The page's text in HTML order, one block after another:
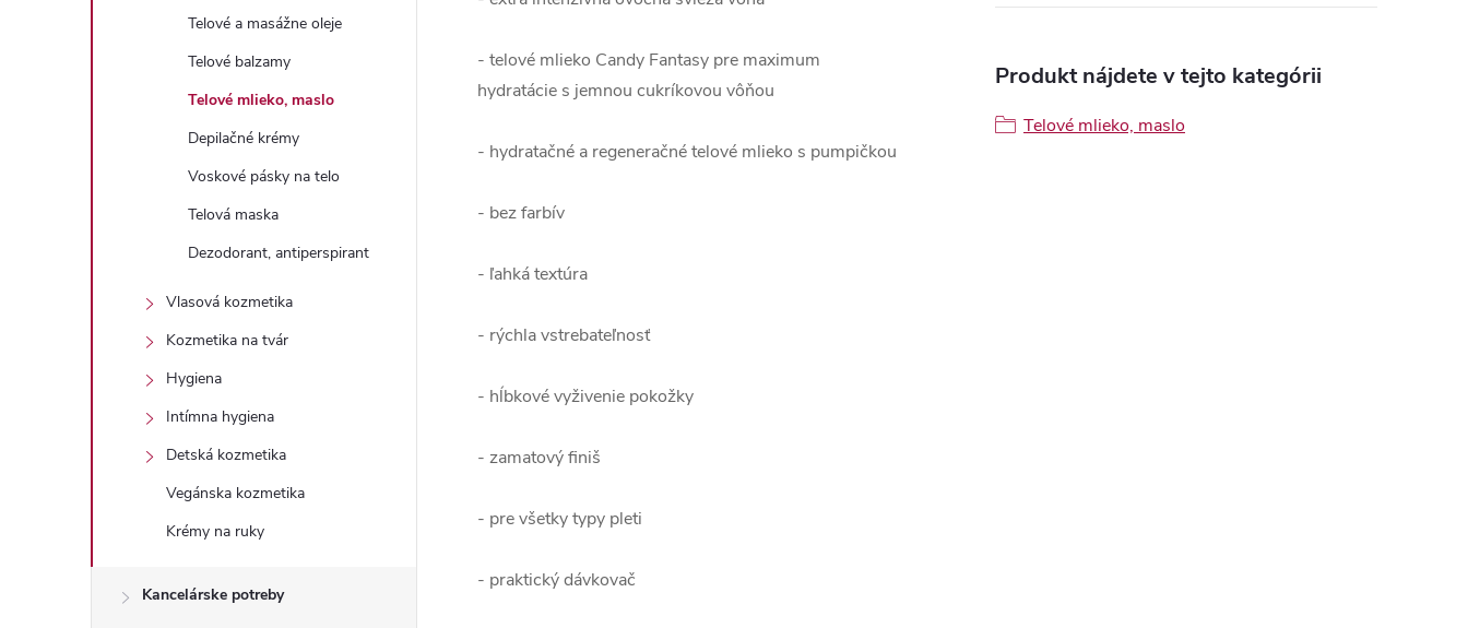
Telové a masážne oleje
Telové balzamy
Telové mlieko, maslo
Depilačné krémy
Voskové pásky na telo
Telová maska
Dezodorant, antiperspirant
Vlasová kozmetika
Kozmetika na tvár
Hygiena
Intímna hygiena
Detská kozmetika
Vegánska kozmetika
Krémy na ruky
Kancelárske potreby
- telové mlieko Candy Fantasy pre maximum
hydratácie s jemnou cukríkovou vôňou
- hydratačné a regeneračné telové mlieko s pumpičkou
- bez farbív
- ľahká textúra
- rýchla vstrebateľnosť
- hĺbkové vyživenie pokožky
- zamatový finiš
- pre všetky typy pleti
- praktický dávkovač
Produkt nájdete v tejto kategórii
Telové mlieko, maslo